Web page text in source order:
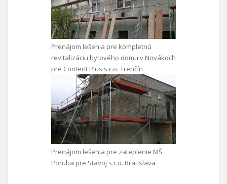
Prenájom lešenia pre kompletnú
revitalizáciu bytového domu v Novákoch
pre Content Plus s.r.o. Trenčín
Prenájom lešenia pre zateplenie MŠ
Poruba pre Stavoj s.r.o. Bratislava